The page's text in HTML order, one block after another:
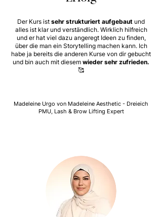
Der Kurs ist sehr strukturiert aufgebaut und
alles ist klar und verständlich. Wirklich hilfreich
und er hat viel dazu angeregt Ideen zu finden,
über die man ein Storytelling machen kann. Ich
habe ja bereits die anderen Kurse von dir gebucht
und bin auch mit diesem wieder sehr zufrieden.
🥰
Madeleine Urgo von Madeleine Aesthetic - Dreieich
PMU, Lash & Brow Lifting Expert